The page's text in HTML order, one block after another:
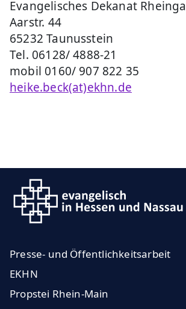
Evangelisches Dekanat
Aarstr. 44
65232 Taunusstein
Tel. 06128/ 4888-21
mobil 0160/ 907 822 35
heike.beck(at)ekhn.de
Presse- und Öffentlichkeitsarbeit
EKHN
Propstei Rhein-Main